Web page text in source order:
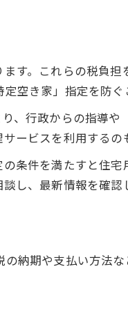
す。これらの税負担
空き家」指定を防ぐ
、行政からの指導や
ービスを利用するの
条件を満たすと住宅
し、最新情報を確認
納期や支払い方法